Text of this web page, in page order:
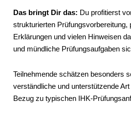
Das bringt Dir das: Du profitierst
strukturierten Prüfungsvorbereitung,
Erklärungen und vielen Hinweisen
und mündliche Prüfungsaufgaben
Teilnehmende schätzen besonders
verständliche und unterstützende
Bezug zu typischen IHK-